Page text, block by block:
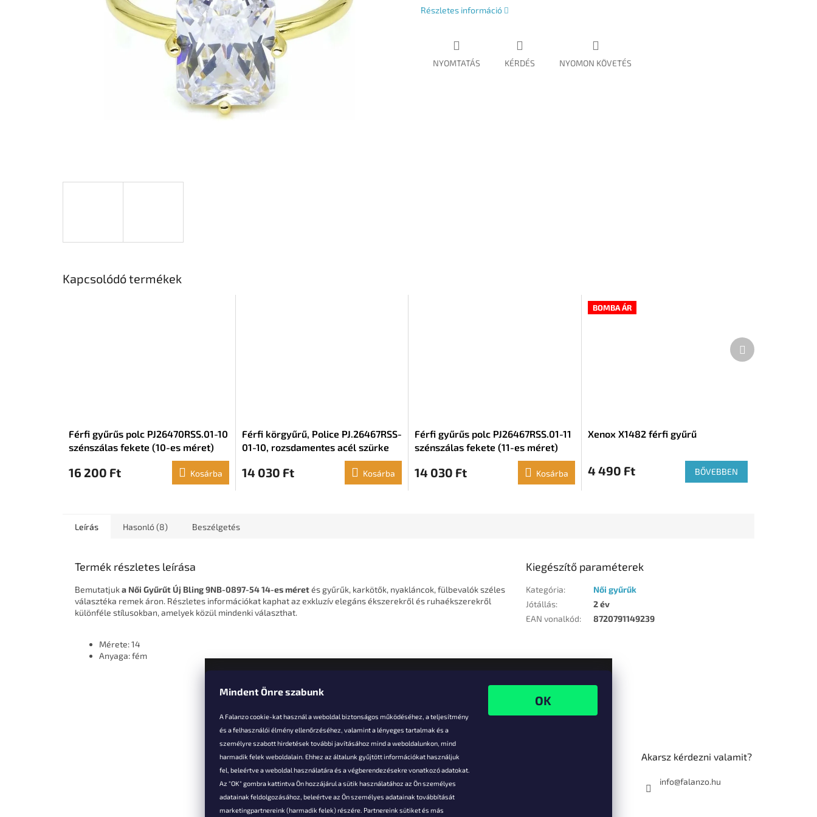
Mindent Önre szabunk
A Falanzo cookie-kat használ a weboldal biztonságos működéséhez, a teljesítmény
és a felhasználói élmény ellenőrzéséhez, valamint a lényeges tartalmak és a
személyre szabott hirdetések további javításához mind a weboldalunkon, mind
harmadik felek weboldalain. Ehhez az általunk gyűjtött információkat használjuk
fel, beleértve a weboldal használatára és a végberendezésekre vonatkozó adatokat.
Az "OK" gombra kattintva Ön hozzájárul a sütik használatához az Ön személyes
adatainak feldolgozásához, beleértve az Ön személyes adatainak továbbítását
marketingpartnereink (harmadik felek) részére. Partnereink sütiket és más
Részletes információ
NYOMTATÁS KÉRDÉS NYOMON KÖVETÉS
Kapcsolódó termékek
Férfi gyűrűs polc PJ26470RSS.01-10
szénszálas fekete (10-es méret)
16 200 Ft Kosárba
Férfi körgyűrű, Police PJ.26467RSS-
01-10, rozsdamentes acél szürke
14 030 Ft Kosárba
Férfi gyűrűs polc PJ26467RSS.01-11
szénszálas fekete (11-es méret)
14 030 Ft Kosárba
BOMBA ÁR
Xenox X1482 férfi gyűrű
4 490 Ft BŐVEBBEN
Következő
termék
Leírás Hasonló (8) Beszélgetés
Termék részletes leírása
Bemutatjuka Női Gyűrűt Új Bling 9NB-0897-54 14-es méretés gyűrűk, karkötők, nyakláncok, fülbevalók széles
választéka remek áron. Részletes információkat kaphat az exkluzív elegáns ékszerekről és ruhaékszerekről
különféle stílusokban, amelyek közül mindenki választhat.
Mérete: 14
Anyaga: fém
Kiegészítő paraméterek
Kategória:
Női gyűrűk
Jótállás:
2 év
EAN vonalkód: 8720791149239
Vevőknek
Hűségkedvezmények
Szállítás és fizetés
Akarsz kérdezni valamit?
info@falanzo.hu